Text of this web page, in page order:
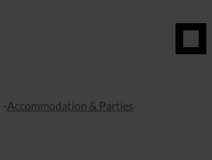
& Parties
-Accommodation & Parties